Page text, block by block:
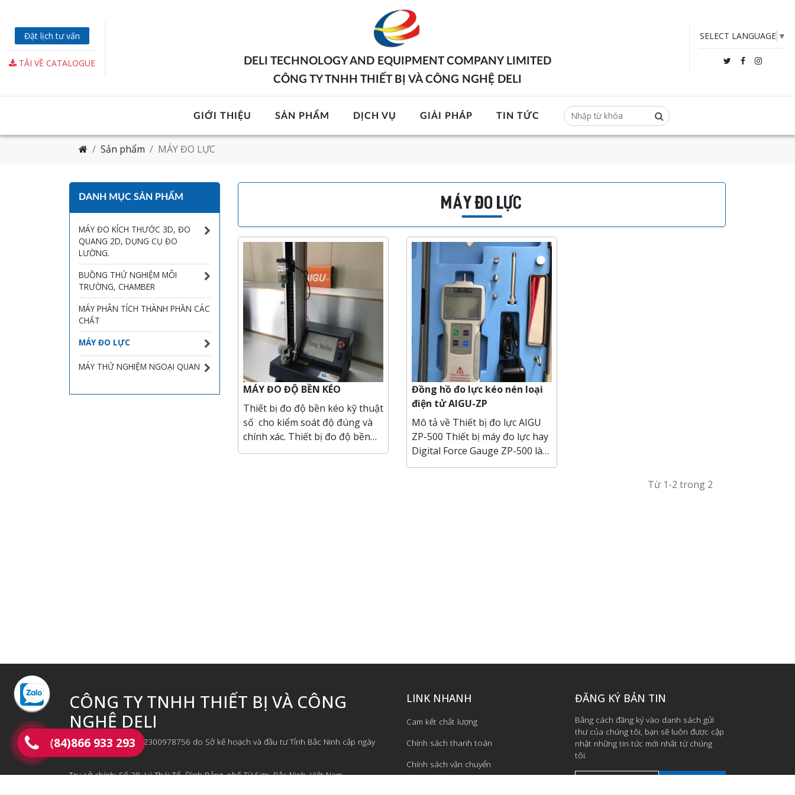
Đặt lịch tư vấn
TẢI VỀ CATALOGUE
DELI TECHNOLOGY AND EQUIPMENT COMPANY LIMITED
CÔNG TY TNHH THIẾT BỊ VÀ CÔNG NGHỆ DELI
SELECT LANGUAGE ▼
GIỚI THIỆU SẢN PHẨM DỊCH VỤ GIẢI PHÁP TIN TỨC
Sản phẩm MÁY ĐO LỰC
DANH MỤC SẢN PHẨM
MÁY ĐO KÍCH THƯỚC 3D, ĐO
QUANG 2D, DỤNG CỤ ĐO
LƯỜNG.
BUỒNG THỬ NGHIỆM MÔI
TRƯỜNG, CHAMBER
MÁY PHÂN TÍCH THÀNH PHẦN CÁC
CHẤT
MÁY ĐO LỰC
MÁY THỬ NGHIỆM NGOẠI QUAN
MÁY ĐO LỰC
MÁY ĐO ĐỘ BỀN KÉO
Thiết bị đo độ bền kéo kỹ thuật
số cho kiểm soát độ đúng và
chính xác. Thiết bị đo độ bền
kéo kỹ thuật số bao gồm máy
Đồng hồ đo lực kéo nén loại
điện tử AIGU-ZP
Mô tả về Thiết bị đo lực AIGU
ZP-500 Thiết bị máy đo lực hay
Digital Force Gauge ZP-500 là
thiết bị sản xuất từ hãng AIGU
Từ 1-2 trong 2
CÔNG TY TNHH THIẾT BỊ VÀ CÔNG
NGHỆ DELI
Giấy phép ĐKKD số 2300978756 do Sở kế hoạch và đầu tư Tỉnh Bắc Ninh cấp ngày
Trụ sở chính: Số 28, Lý Thái Tổ, Đình Bảng, phố Từ Sơn, Bắc Ninh, Việt Nam
LINK NHANH
Cam kết chất lượng
Chính sách thanh toán
Chính sách vận chuyển
ĐĂNG KÝ BẢN TIN
Bằng cách đăng ký vào danh sách gửi
thư của chúng tôi, bạn sẽ luôn được cập
nhật những tin tức mới nhất từ chúng
tôi.
(84)866 933 293